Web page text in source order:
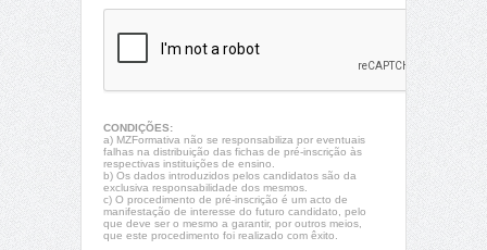
CONDIÇÕES:
a) MZFormativa não se responsabiliza por eventuais
falhas na distribuição das fichas de pré-inscrição às
respectivas instituições de ensino.
b) Os dados introduzidos pelos candidatos são da
exclusiva responsabilidade dos mesmos.
c) O procedimento de pré-inscrição é um acto de
manifestação de interesse do futuro candidato, pelo
que deve ser o mesmo a garantir, por outros meios,
que este procedimento foi realizado com êxito.